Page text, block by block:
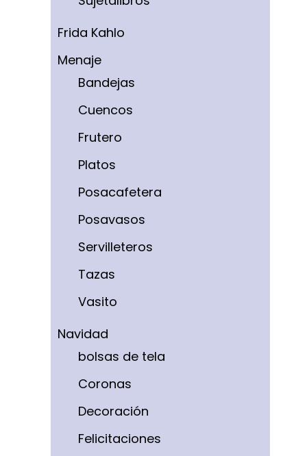
Frida Kahlo
Menaje
Bandejas
Cuencos
Frutero
Platos
Posacafetera
Posavasos
Servilleteros
Tazas
Vasito
Navidad
bolsas de tela
Coronas
Decoración
Felicitaciones